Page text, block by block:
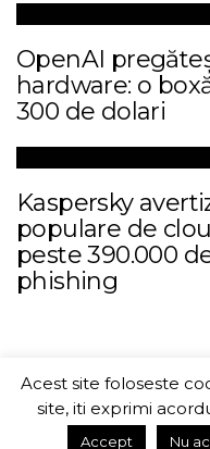
OpenAI
hardware: o
300 de dolari
Kaspersky
populare de
peste 390.000
phishing
Acest site foloseste
site, iti exprimi
Accept Nu